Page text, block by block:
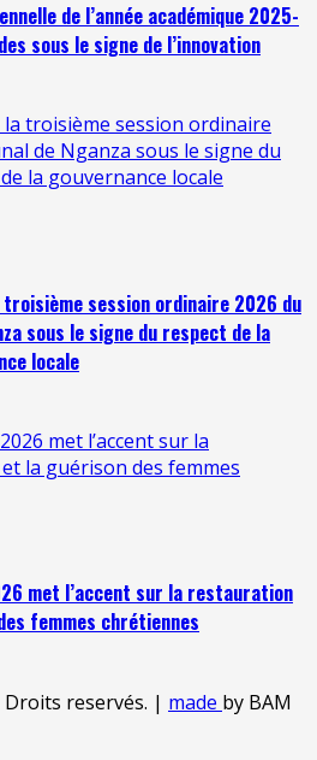
de l’année académique 2025-
sous le signe de l’innovation
troisième session ordinaire
de Nganza sous le signe du
la gouvernance locale
session ordinaire 2026 du
sous le signe du respect de la
locale
met l’accent sur la
la guérison des femmes
met l’accent sur la restauration
femmes chrétiennes
reservés. | made by BAM